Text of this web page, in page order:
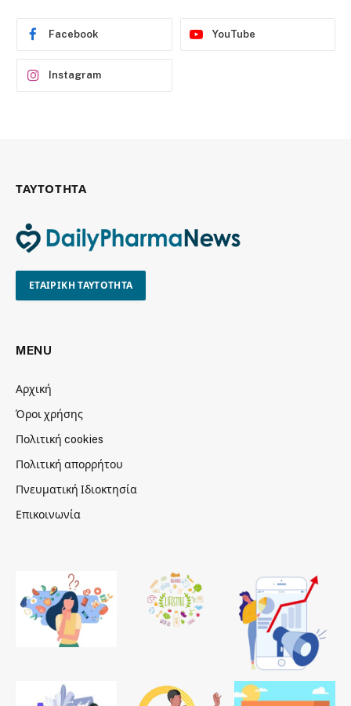
Facebook YouTube
Instagram
ΤΑΥΤΟΤΗΤΑ
ΕΤΑΙΡΙΚΗ ΤΑΥΤΟΤΗΤΑ
MENU
Αρχική
Όροι χρήσης
Πολιτική cookies
Πολιτική απορρήτου
Πνευματική Ιδιοκτησία
Επικοινωνία